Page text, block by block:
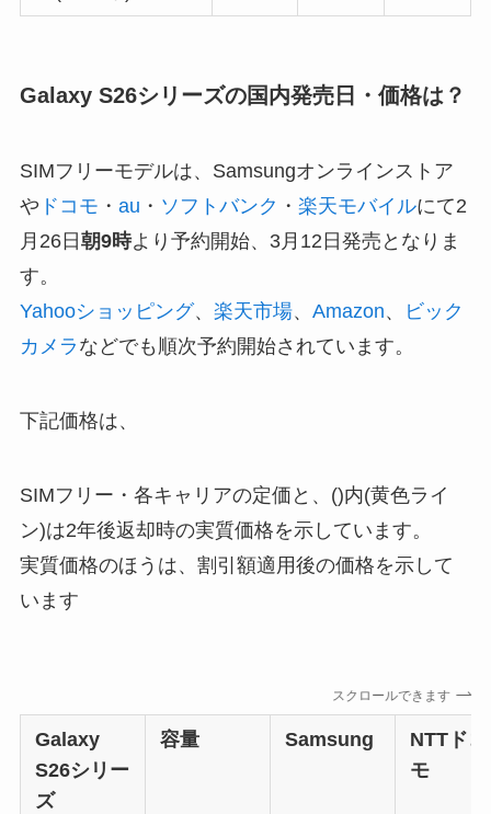
Galaxy S26シリーズの国内発売日・価格は？
SIMフリーモデルは、Samsungオンラインストア
や ドコモ ・ au ・ ソフトバンク ・ 楽天モバイルにて2
月26日 朝9時より予約開始、3月12日発売となりま
す。
Yahooショッピング、 楽天市場、 Amazon、
ビック
カメラ などでも順次予約開始されています。
下記価格は、
SIMフリー・各キャリアの定価と、()内(黄色ライ
ン)は2年後返却時の実質価格を示しています。
実質価格のほうは、割引額適用後の価格を示して
います
スクロールできます
Galaxy
S26シリー
ズ
容量 Samsung NTT ドコ
モ